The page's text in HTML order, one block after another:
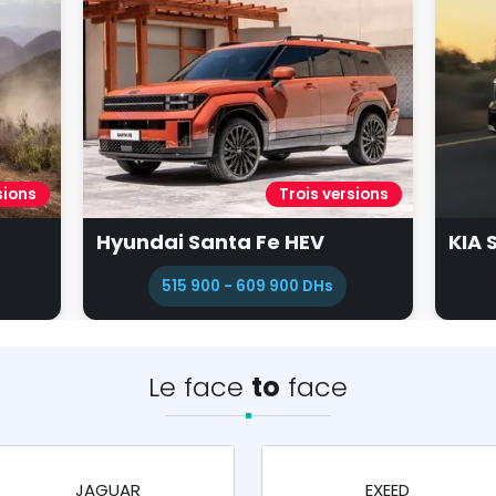
versions Quatre versions
KIA Sorento
515 000 - 665 000 DHs
Le face to face
JAGUAR EXEED